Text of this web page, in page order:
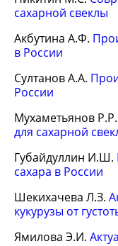
сахарной свеклы
Акбутина А.Ф.
в России
Султанов А.А.
России
Мухаметьянов Р.Р.
для сахарной
Губайдуллин И.Ш.
сахара в России
Шекихачева Л.З.
кукурузы от
Ямилова Э.И.